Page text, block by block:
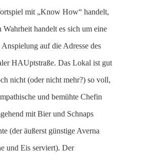
mit „Know How“ handelt,
handelt es sich um eine
Anspielung auf die Adresse des
HAUptstraße. Das Lokal ist gut
nicht (oder nicht mehr?) so voll,
und bemühte Chefin
mit Bier und Schnaps
(der äußerst günstige Averna
und Eis serviert). Der